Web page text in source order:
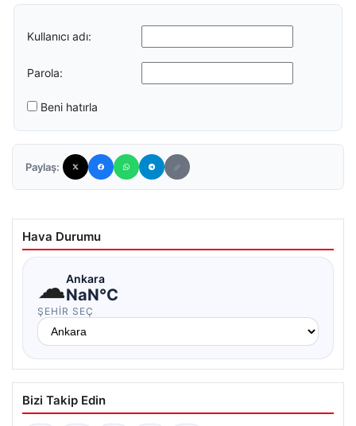
Kullanıcı adı:
Parola:
Beni hatırla
Paylaş:
Hava Durumu
☁Ankara
NaN°C
ŞEHIR SEÇ
Bizi Takip Edin